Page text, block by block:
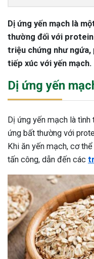
Dị ứng yến mạch là
thường đối với
triệu chứng như
tiếp xúc với yến mạch.
Dị ứng yến
Dị ứng yến mạch là
ứng bất thường với
Khi ăn yến mạch, cơ
tấn công, dẫn đến các